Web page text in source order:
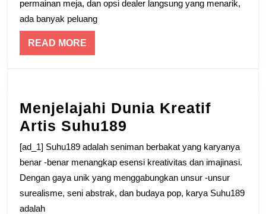
Tips
permainan meja, dan opsi dealer langsung yang menarik,
ada banyak peluang
READ MORE
MORE
Menjelajahi Dunia Kreatif
Artis Suhu189
Dunia
Kreatif
Artis
Suhu189
[ad_1] Suhu189 adalah seniman berbakat yang karyanya
benar -benar menangkap esensi kreativitas dan imajinasi.
Dengan gaya unik yang menggabungkan unsur -unsur
surealisme, seni abstrak, dan budaya pop, karya Suhu189
adalah